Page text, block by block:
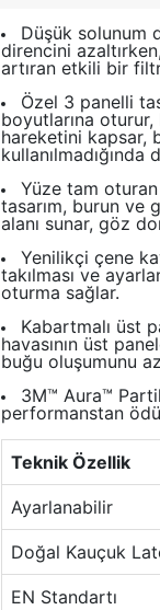
Düşük solunum
direncini
artıran etkili bir
Özel 3 panelli
boyutlarına oturur,
hareketini kapsar,
kullanılmadığında
Yüze tam
tasarım, burun ve
alanı sunar, göz
Yenilikçi çene
takılması ve
oturma sağlar.
Kabartmalı üst
havasının üst
buğu oluşumunu
3M™ Aura™
performanstan
Teknik Özellik
Ayarlanabilir
Doğal Kauçuk
EN Standartı